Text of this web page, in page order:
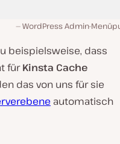
WordPress Admin-
beispielsweise, dass
fürKinsta Cache
das von uns für sie
automatisch